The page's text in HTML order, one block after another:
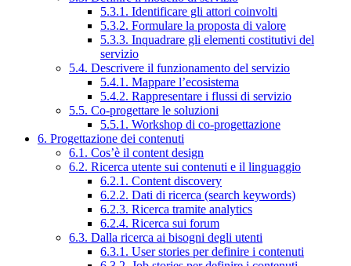
5.3.1. Identificare gli attori coinvolti
5.3.2. Formulare la proposta di valore
5.3.3. Inquadrare gli elementi costitutivi del
servizio
5.4. Descrivere il funzionamento del servizio
5.4.1. Mappare l’ecosistema
5.4.2. Rappresentare i flussi di servizio
5.5. Co-progettare le soluzioni
5.5.1. Workshop di co-progettazione
6. Progettazione dei contenuti
6.1. Cos’è il content design
6.2. Ricerca utente sui contenuti e il linguaggio
6.2.1. Content discovery
6.2.2. Dati di ricerca (search keywords)
6.2.3. Ricerca tramite analytics
6.2.4. Ricerca sui forum
6.3. Dalla ricerca ai bisogni degli utenti
6.3.1. User stories per definire i contenuti